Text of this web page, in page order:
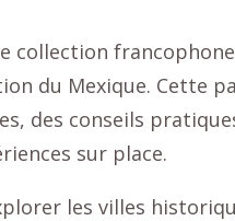
collection
du Mexique. Cette
des conseils
sur place.
les villes